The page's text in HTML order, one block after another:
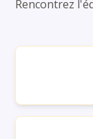
Rencontrez